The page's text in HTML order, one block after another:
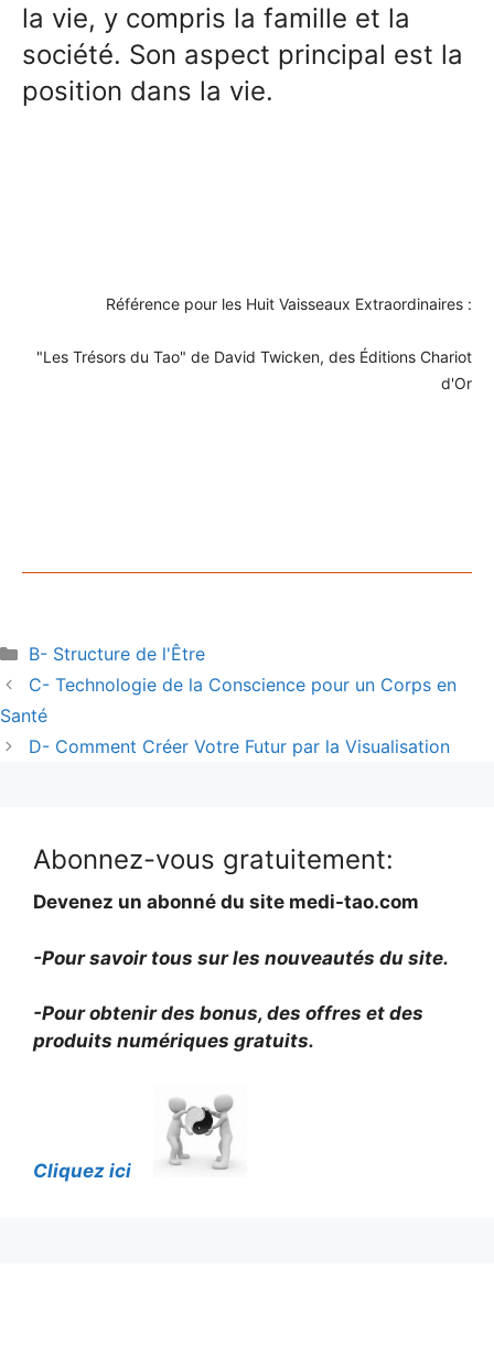
la vie, y compris la famille et la
société. Son aspect principal est la
position dans la vie.
Référence pour les Huit Vaisseaux Extraordinaires :
"Les Trésors du Tao" de David Twicken, des Éditions Chariot
d'Or
Catégories
B- Structure de l'Être
C- Technologie de la Conscience pour un Corps en
Santé
D- Comment Créer Votre Futur par la Visualisation
Abonnez-vous gratuitement:
Devenez un abonné du site medi-tao.com
-Pour savoir tous sur les nouveautés du site.
-Pour obtenir des bonus, des offres et des
produits numériques gratuits.
Cliquez ici